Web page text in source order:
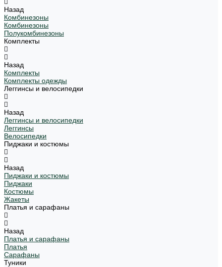
Назад
Комбинезоны
Комбинезоны
Полукомбинезоны
Комплекты
Назад
Комплекты
Комплекты одежды
Леггинсы и велосипедки
Назад
Леггинсы и велосипедки
Леггинсы
Велосипедки
Пиджаки и костюмы
Назад
Пиджаки и костюмы
Пиджаки
Костюмы
Жакеты
Платья и сарафаны
Назад
Платья и сарафаны
Платья
Сарафаны
Туники